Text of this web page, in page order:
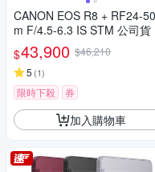
CANON EOS R8 + RF24-
m F/4.5-6.3 IS STM 公司貨
$43,900 $46,210
5 (1)
限時下殺 券
加入購物車